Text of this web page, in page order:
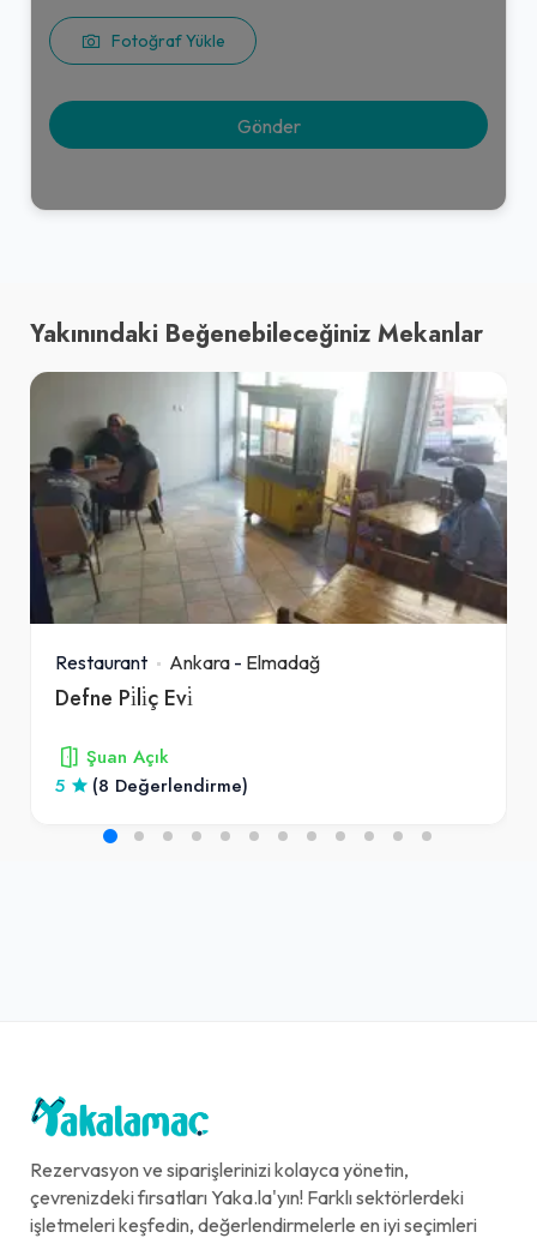
Fotoğraf Yükle
Yakınındaki Beğenebileceğiniz Mekanlar
Restaurant Ankara - Elmadağ
Defne Pi̇li̇ç Evi̇
Şuan Açık
5
(8 Değerlendirme)
Rezervasyon ve siparişlerinizi kolayca yönetin,
çevrenizdeki fırsatları Yaka.la'yın! Farklı sektörlerdeki
işletmeleri keşfedin, değerlendirmelerle en iyi seçimleri